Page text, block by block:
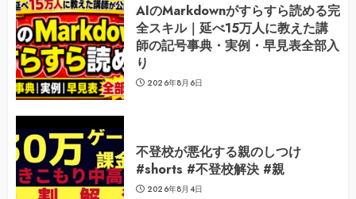
AIのMarkdownがすらすら読める完
全スキル｜延べ15万人に教えた講
師の記号事典・実例・早見表全部入
り
2026年8月6日
不登校が悪化する親のしつけ
#shorts #不登校解決 #親
2026年8月4日